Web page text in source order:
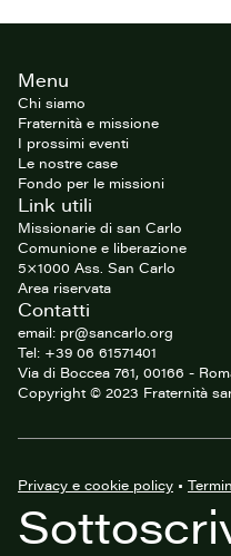
FooterMenu
Chi siamo
Fraternità e missione
I prossimi eventi
Le nostre case
Fondo per le missioni
Link utili
Missionarie di san Carlo
Comunione e liberazione
5×1000 Ass. San Carlo
Area riservata
Contatti
email: pr@sancarlo.org
Tel: +39 06 61571401
Via di Boccea 761, 00166 -
Copyright © 2023 Fraternità
Privacy e cookie policy •